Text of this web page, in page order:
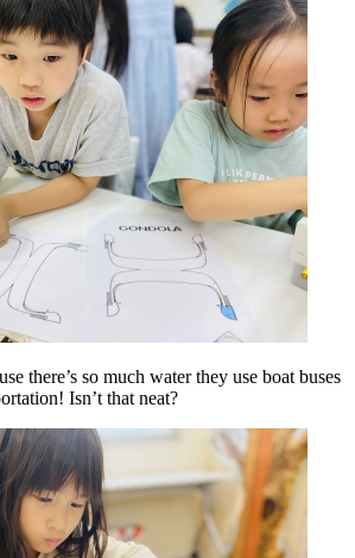
there’s so much water they use boat buses
Isn’t that neat?